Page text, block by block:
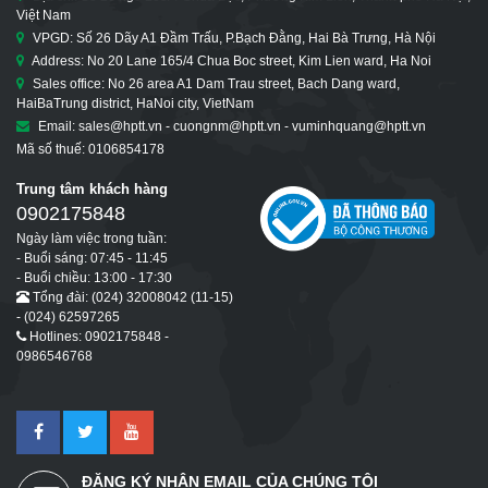
Việt Nam
VPGD: Số 26 Dãy A1 Đầm Trấu, P.Bạch Đằng, Hai Bà Trưng, Hà Nội
Address: No 20 Lane 165/4 Chua Boc street, Kim Lien ward, Ha Noi
Sales office: No 26 area A1 Dam Trau street, Bach Dang ward,
HaiBaTrung district, HaNoi city, VietNam
Email: sales@hptt.vn - cuongnm@hptt.vn - vuminhquang@hptt.vn
Mã số thuế: 0106854178
Trung tâm khách hàng
0902175848
Ngày làm việc trong tuần:
- Buổi sáng: 07:45 - 11:45
- Buổi chiều: 13:00 - 17:30
Tổng đài: (024) 32008042 (11-15)
- (024) 62597265
Hotlines: 0902175848 -
0986546768
ĐĂNG KÝ NHẬN EMAIL CỦA CHÚNG TÔI